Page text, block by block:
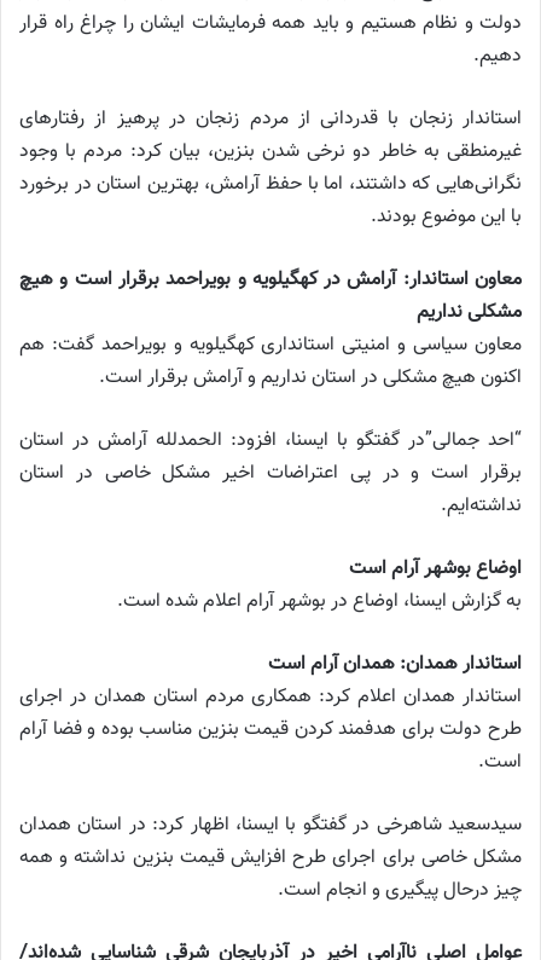
دولت و نظام هستیم و باید همه فرمایشات ایشان را چراغ راه قرار
دهیم.
استاندار زنجان با قدردانی از مردم زنجان در پرهیز از رفتار‌های
غیرمنطقی به خاطر دو نرخی شدن بنزین، بیان کرد: مردم با وجود
نگرانی‌هایی که داشتند، اما با حفظ آرامش، بهترین استان در برخورد
با این موضوع بودند.
معاون استاندار: آرامش در کهگیلویه و بویراحمد برقرار است و هیچ
مشکلی نداریم
معاون سیاسی و امنیتی استانداری کهگیلویه و بویراحمد گفت: هم
اکنون هیچ مشکلی در استان نداریم و آرامش برقرار است.
“احد جمالی”در گفتگو با ایسنا، افزود: الحمدلله آرامش در استان
برقرار است و در پی اعتراضات اخیر مشکل خاصی در استان
نداشته‌ایم.
اوضاع بوشهر آرام است
به گزارش ایسنا، اوضاع در بوشهر آرام اعلام شده است.
استاندار همدان: همدان آرام است
استاندار همدان اعلام کرد: همکاری مردم استان همدان در اجرای
طرح دولت برای هدفمند کردن قیمت بنزین مناسب بوده و فضا آرام
است.
سیدسعید شاهرخی در گفتگو با ایسنا، اظهار کرد: در استان همدان
مشکل خاصی برای اجرای طرح افزایش قیمت بنزین نداشته و همه
چیز درحال پیگیری و انجام است.
عوامل اصلی ناآرامی اخیر در آذربایجان شرقی شناسایی شده‌اند/